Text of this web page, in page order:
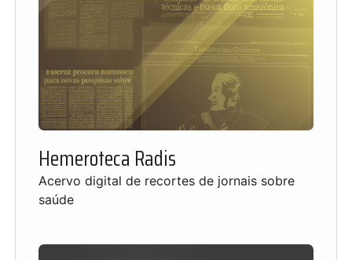
Hemeroteca Radis
Acervo digital de recortes de jornais sobre
saúde